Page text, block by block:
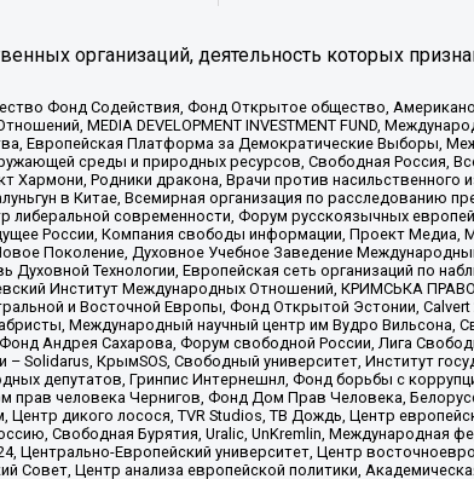
организаций, деятельность которых
Фонд Содействия, Фонд Открытое общество,
MEDIA DEVELOPMENT INVESTMENT FUND,
Европейская Платформа за Демократические Выборы,
среды и природных ресурсов, Свободная Россия,
Родники дракона, Врачи против насильственного
в Китае, Всемирная организация по расследованию
либеральной современности, Форум русскоязычных
России, Компания свободы информации, Проект Медиа,
Поколение, Духовное Учебное Заведение
Духовной Технологии, Европейская сеть организаций по
Институт Международных Отношений, КРИМСЬКА
и Восточной Европы, Фонд Открытой Эстонии, Calvert
Международный научный центр им Вудро Вильсона,
Андрея Сахарова, Форум свободной России, Лига
Solidarus, КрымSOS, Свободный университет, Институт
депутатов, Гринпис Интернешнл, Фонд борьбы с
прав человека Чернигов, Фонд Дом Прав Человека,
дикого лосося, TVR Studios, ТВ Дождь, Центр
Свободная Бурятия, Uralic, UnKremlin, Международная
Центрально-Европейский университет, Центр
Центр анализа европейской политики,